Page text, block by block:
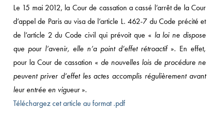
Le 15 mai 2012, la Cour de cassation a cassé l’arrêt de la Cour
d’appel de Paris au visa de l’article L. 462-7 du Code précité et
de l’article 2 du Code civil qui prévoit que « la loi ne dispose
que pour l’avenir, elle n’a point d’effet rétroactif». En effet,
pour la Cour de cassation « de nouvelles lois de procédure ne
peuvent priver d’effet les actes accomplis régulièrement avant
leur entrée en vigueur».
Téléchargez cet article au format .pdf